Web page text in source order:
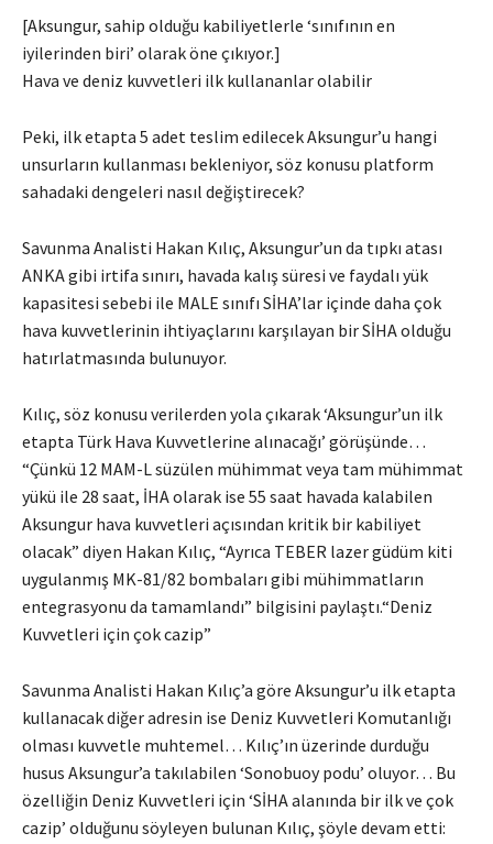
[Aksungur, sahip olduğu kabiliyetlerle ‘sınıfının en
iyilerinden biri’ olarak öne çıkıyor.]
Hava ve deniz kuvvetleri ilk kullananlar olabilir
Peki, ilk etapta 5 adet teslim edilecek Aksungur’u hangi
unsurların kullanması bekleniyor, söz konusu platform
sahadaki dengeleri nasıl değiştirecek?
Savunma Analisti Hakan Kılıç, Aksungur’un da tıpkı atası
ANKA gibi irtifa sınırı, havada kalış süresi ve faydalı yük
kapasitesi sebebi ile MALE sınıfı SİHA’lar içinde daha çok
hava kuvvetlerinin ihtiyaçlarını karşılayan bir SİHA olduğu
hatırlatmasında bulunuyor.
Kılıç, söz konusu verilerden yola çıkarak ‘Aksungur’un ilk
etapta Türk Hava Kuvvetlerine alınacağı’ görüşünde…
“Çünkü 12 MAM-L süzülen mühimmat veya tam mühimmat
yükü ile 28 saat, İHA olarak ise 55 saat havada kalabilen
Aksungur hava kuvvetleri açısından kritik bir kabiliyet
olacak” diyen Hakan Kılıç, “Ayrıca TEBER lazer güdüm kiti
uygulanmış MK-81/82 bombaları gibi mühimmatların
entegrasyonu da tamamlandı” bilgisini paylaştı.“Deniz
Kuvvetleri için çok cazip”
Savunma Analisti Hakan Kılıç’a göre Aksungur’u ilk etapta
kullanacak diğer adresin ise Deniz Kuvvetleri Komutanlığı
olması kuvvetle muhtemel… Kılıç’ın üzerinde durduğu
husus Aksungur’a takılabilen ‘Sonobuoy podu’ oluyor… Bu
özelliğin Deniz Kuvvetleri için ‘SİHA alanında bir ilk ve çok
cazip’ olduğunu söyleyen bulunan Kılıç, şöyle devam etti: